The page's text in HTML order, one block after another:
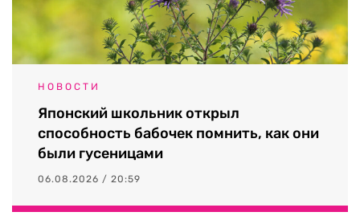
НОВОСТИ
Японский школьник открыл
способность бабочек помнить, как они
были гусеницами
06.08.2026 / 20:59